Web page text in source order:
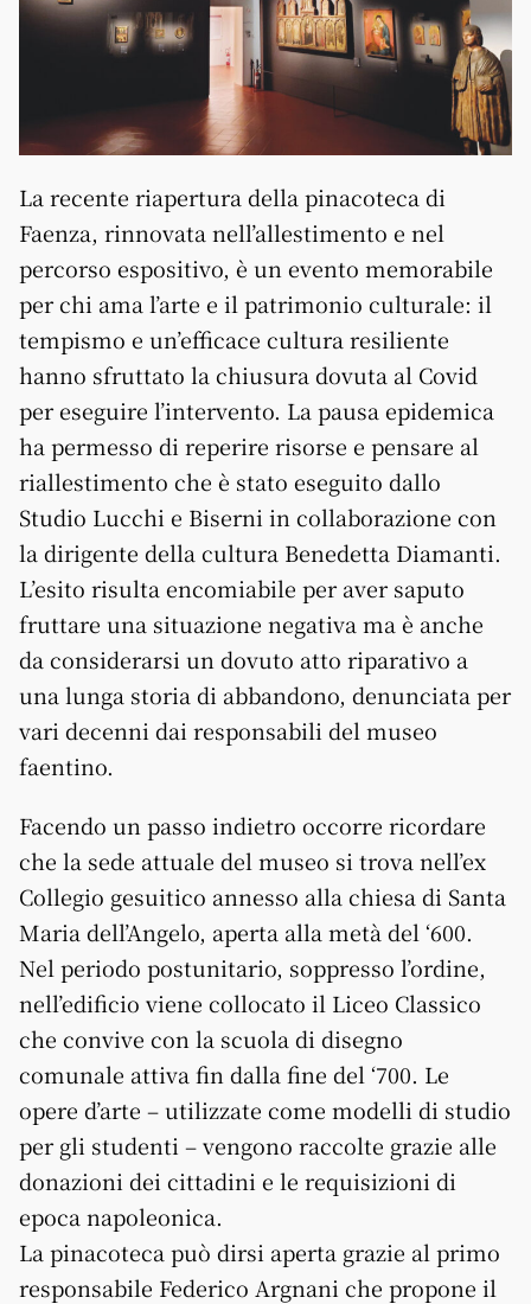
La recente riapertura della pinacoteca di
Faenza, rinnovata nell’allestimento e nel
percorso espositivo, è un evento memorabile
per chi ama l’arte e il patrimonio culturale: il
tempismo e un’efficace cultura resiliente
hanno sfruttato la chiusura dovuta al Covid
per eseguire l’intervento. La pausa epidemica
ha permesso di reperire risorse e pensare al
riallestimento che è stato eseguito dallo
Studio Lucchi e Biserni in collaborazione con
la dirigente della cultura Benedetta Diamanti.
L’esito risulta encomiabile per aver saputo
fruttare una situazione negativa ma è anche
da considerarsi un dovuto atto riparativo a
una lunga storia di abbandono, denunciata per
vari decenni dai responsabili del museo
faentino.
Facendo un passo indietro occorre ricordare
che la sede attuale del museo si trova nell’ex
Collegio gesuitico annesso alla chiesa di Santa
Maria dell’Angelo, aperta alla metà del ‘600.
Nel periodo postunitario, soppresso l’ordine,
nell’edificio viene collocato il Liceo Classico
che convive con la scuola di disegno
comunale attiva fin dalla fine del ‘700. Le
opere d’arte – utilizzate come modelli di studio
per gli studenti – vengono raccolte grazie alle
donazioni dei cittadini e le requisizioni di
epoca napoleonica.
La pinacoteca può dirsi aperta grazie al primo
responsabile Federico Argnani che propone il